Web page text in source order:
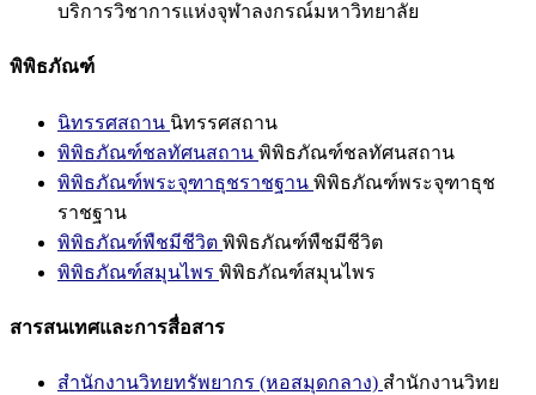
บริการวิชาการแห่งจุฬาลงกรณ์มหาวิทยาลัย
พิพิธภัณฑ์
นิทรรศสถาน นิทรรศสถาน
พิพิธภัณฑ์ชลทัศนสถาน พิพิธภัณฑ์ชลทัศนสถาน
พิพิธภัณฑ์พระจุฑาธุชราชฐาน พิพิธภัณฑ์พระจุฑาธุช
ราชฐาน
พิพิธภัณฑ์พืชมีชีวิต พิพิธภัณฑ์พืชมีชีวิต
พิพิธภัณฑ์สมุนไพร พิพิธภัณฑ์สมุนไพร
สารสนเทศและการสื่อสาร
สำนักงานวิทยทรัพยากร (หอสมุดกลาง) สำนักงานวิทย